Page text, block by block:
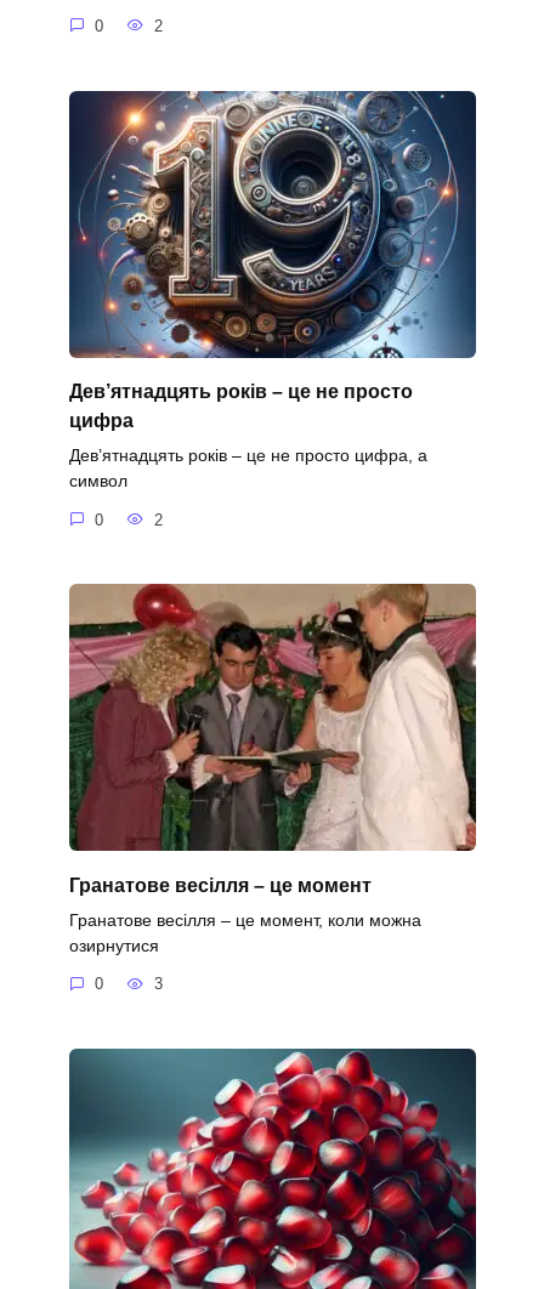
0 2
Дев’ятнадцять років – це не просто
цифра
Дев’ятнадцять років – це не просто цифра, а
символ
0 2
Гранатове весілля – це момент
Гранатове весілля – це момент, коли можна
озирнутися
0 3